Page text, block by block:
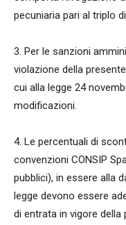
pecuniaria pari al triplo
3. Per le sanzioni
violazione della
cui alla legge 24
modificazioni.
4. Le percentuali di
convenzioni CONSIP
pubblici), in essere alla
legge devono essere
di entrata in vigore della